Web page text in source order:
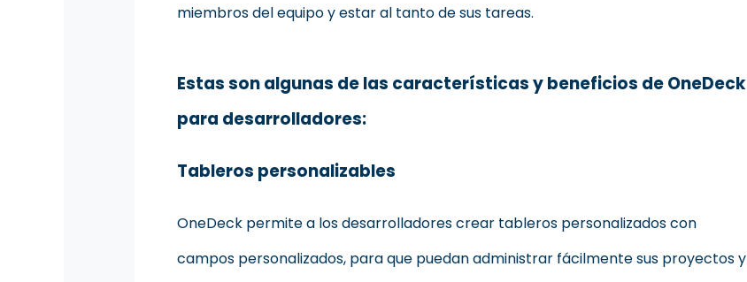
miembros del equipo y estar al tanto de sus tareas.
Estas son algunas de las características y beneficios de OneDeck
para desarrolladores:
Tableros personalizables
OneDeck permite a los desarrolladores crear tableros personalizados con
campos personalizados, para que puedan administrar fácilmente sus proyectos y